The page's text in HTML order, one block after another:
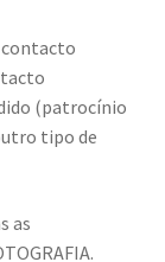
contacto
(patrocínio
tipo de
as